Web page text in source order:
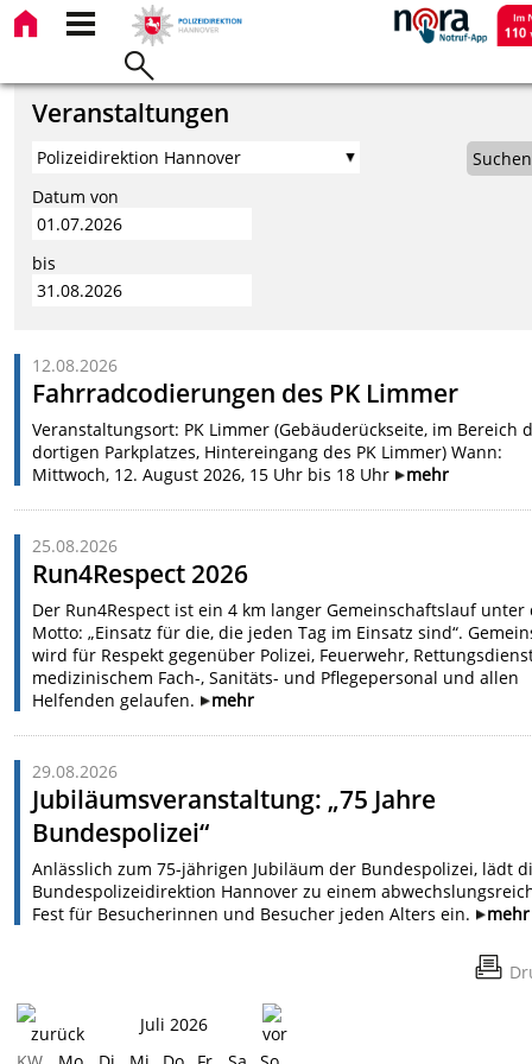
Veranstaltungen
Suchen
Datum von
bis
12.08.2026
Fahrradcodierungen des PK Limmer
Veranstaltungsort: PK Limmer (Gebäuderückseite, im Bereich
dortigen Parkplatzes, Hintereingang des PK Limmer) Wann:
Mittwoch, 12. August 2026, 15 Uhr bis 18 Uhr
mehr
25.08.2026
Run4Respect 2026
Der Run4Respect ist ein 4 km langer Gemeinschaftslauf unter
Motto: „Einsatz für die, die jeden Tag im Einsatz sind“.
wird für Respekt gegenüber Polizei, Feuerwehr,
medizinischem Fach-, Sanitäts- und Pflegepersonal und allen
Helfenden gelaufen.
mehr
29.08.2026
Jubiläumsveranstaltung: „75 Jahre
Bundespolizei“
Anlässlich zum 75-jährigen Jubiläum der Bundespolizei, lädt
Bundespolizeidirektion Hannover zu einem
Fest für Besucherinnen und Besucher jeden Alters ein.
mehr
Juli 2026